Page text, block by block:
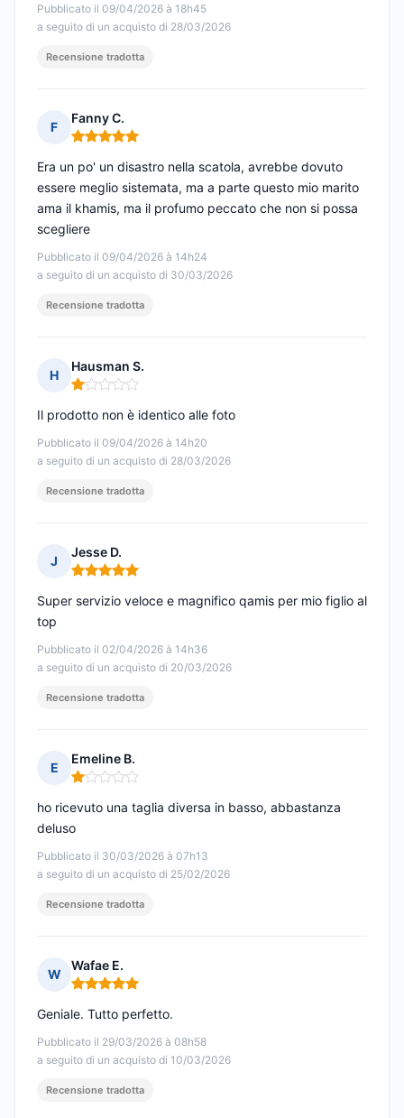
Pubblicato il 09/04/2026 à 18h45
a seguito di un acquisto di 28/03/2026
Recensione tradotta
F
Fanny C.
Nota: 5 su 5
Pubblicato il 09/04/2026 à 14h24
a seguito di un acquisto di 30/03/2026
Era un po' un disastro nella scatola, avrebbe dovuto
essere meglio sistemata, ma a parte questo mio marito
ama il khamis, ma il profumo peccato che non si possa
scegliere
Recensione tradotta
H
Hausman S.
Nota: 1 su 5
Pubblicato il 09/04/2026 à 14h20
a seguito di un acquisto di 28/03/2026
Il prodotto non è identico alle foto
Recensione tradotta
J
Jesse D.
Nota: 5 su 5
Pubblicato il 02/04/2026 à 14h36
a seguito di un acquisto di 20/03/2026
Super servizio veloce e magnifico qamis per mio figlio al
top
Recensione tradotta
E
Emeline B.
Nota: 1 su 5
Pubblicato il 30/03/2026 à 07h13
a seguito di un acquisto di 25/02/2026
ho ricevuto una taglia diversa in basso, abbastanza
deluso
Recensione tradotta
W
Wafae E.
Nota: 5 su 5
Pubblicato il 29/03/2026 à 08h58
a seguito di un acquisto di 10/03/2026
Geniale. Tutto perfetto.
Recensione tradotta